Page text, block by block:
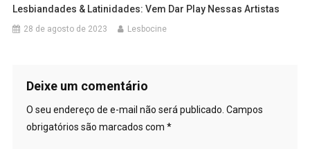
Lesbiandades & Latinidades: Vem Dar Play Nessas Artistas
28 de agosto de 2023 Lesbocine
Deixe um comentário
O seu endereço de e-mail não será publicado. Campos
obrigatórios são marcados com *